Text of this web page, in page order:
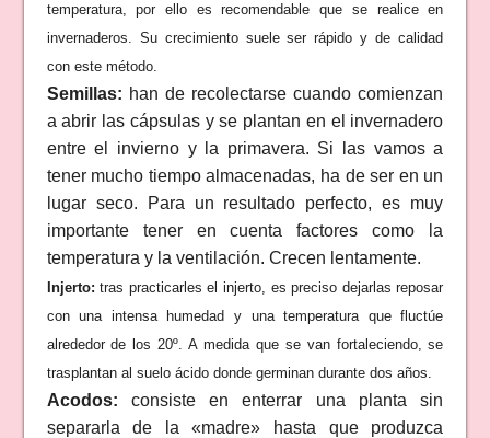
temperatura, por ello es recomendable que se realice en
invernaderos. Su crecimiento suele ser rápido y de calidad
con este método.
Semillas: han de recolectarse cuando comienzan
a abrir las cápsulas y se plantan en el invernadero
entre el invierno y la primavera. Si las vamos a
tener mucho tiempo almacenadas, ha de ser en un
lugar seco. Para un resultado perfecto, es muy
importante tener en cuenta factores como la
temperatura y la ventilación. Crecen lentamente.
Injerto:tras practicarles el injerto, es preciso dejarlas reposar
con una intensa humedad y una temperatura que fluctúe
alrededor de los 20º. A medida que se van fortaleciendo, se
trasplantan al suelo ácido donde germinan durante dos años.
Acodos: consiste en enterrar una planta sin
separarla de la «madre» hasta que produzca